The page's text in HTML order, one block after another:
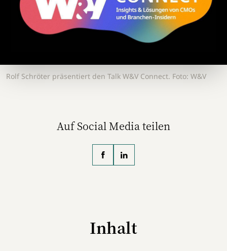
Rolf Schröter präsentiert den Talk W&V Connect. Foto: W&V
Auf Social Media teilen
Inhalt